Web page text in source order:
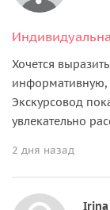
Хочется
Экскурсовод
увлекательно
2 дня назад
Irina